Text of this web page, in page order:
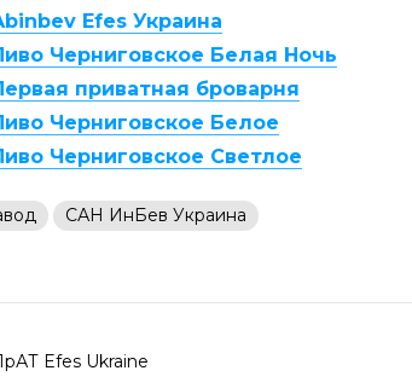
Efes Украина
Черниговское Белая Ночь
приватная броварня
Черниговское Белое
Черниговское Светлое
САН ИнБев Украина
Efes Ukraine